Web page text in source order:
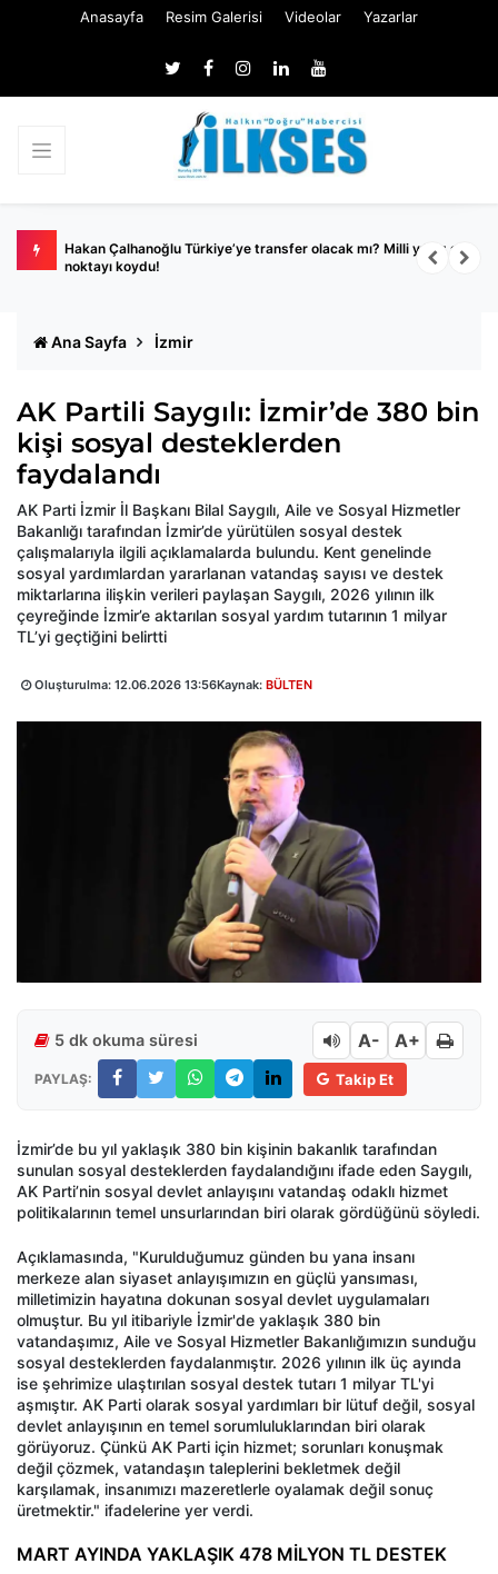
Anasayfa Resim Galerisi Videolar Yazarlar
Hakan Çalhanoğlu Türkiye’ye transfer olacak mı? Milli yıldız son
noktayı koydu!
Ana Sayfa İzmir
AK Partili Saygılı: İzmir’de 380 bin
kişi sosyal desteklerden
faydalandı
AK Parti İzmir İl Başkanı Bilal Saygılı, Aile ve Sosyal Hizmetler
Bakanlığı tarafından İzmir’de yürütülen sosyal destek
çalışmalarıyla ilgili açıklamalarda bulundu. Kent genelinde
sosyal yardımlardan yararlanan vatandaş sayısı ve destek
miktarlarına ilişkin verileri paylaşan Saygılı, 2026 yılının ilk
çeyreğinde İzmir’e aktarılan sosyal yardım tutarının 1 milyar
TL’yi geçtiğini belirtti
Oluşturulma: 12.06.2026 13:56Kaynak: BÜLTEN
5 dk okuma süresi A- A+
PAYLAŞ: Takip Et
İzmir’de bu yıl yaklaşık 380 bin kişinin bakanlık tarafından
sunulan sosyal desteklerden faydalandığını ifade eden Saygılı,
AK Parti’nin sosyal devlet anlayışını vatandaş odaklı hizmet
politikalarının temel unsurlarından biri olarak gördüğünü söyledi.
Açıklamasında, "Kurulduğumuz günden bu yana insanı
merkeze alan siyaset anlayışımızın en güçlü yansıması,
milletimizin hayatına dokunan sosyal devlet uygulamaları
olmuştur. Bu yıl itibariyle İzmir'de yaklaşık 380 bin
vatandaşımız, Aile ve Sosyal Hizmetler Bakanlığımızın sunduğu
sosyal desteklerden faydalanmıştır. 2026 yılının ilk üç ayında
ise şehrimize ulaştırılan sosyal destek tutarı 1 milyar TL'yi
aşmıştır. AK Parti olarak sosyal yardımları bir lütuf değil, sosyal
devlet anlayışının en temel sorumluluklarından biri olarak
görüyoruz. Çünkü AK Parti için hizmet; sorunları konuşmak
değil çözmek, vatandaşın taleplerini bekletmek değil
karşılamak, insanımızı mazeretlerle oyalamak değil sonuç
üretmektir." ifadelerine yer verdi.
MART AYINDA YAKLAŞIK 478 MİLYON TL DESTEK